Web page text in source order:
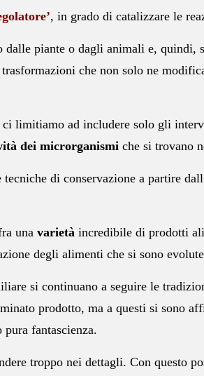
, in grado di catalizzare le
piante o dagli animali e, quindi,
che non solo ne
limitiamo ad includere solo gli
dei microrganismi che si trovano
di conservazione a partire
una varietà incredibile di prodotti
degli alimenti che si sono
si continuano a seguire le
prodotto, ma a questi si sono
pura fantascienza.
troppo nei dettagli. Con questo